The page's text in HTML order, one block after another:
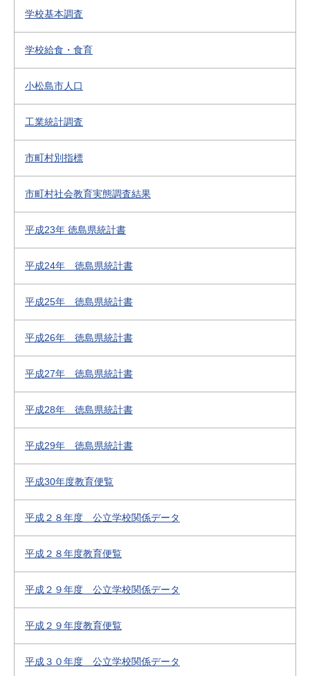
学校基本調査
学校給食・食育
小松島市人口
工業統計調査
市町村別指標
市町村社会教育実態調査結果
平成23年 徳島県統計書
平成24年 徳島県統計書
平成25年 徳島県統計書
平成26年 徳島県統計書
平成27年 徳島県統計書
平成28年 徳島県統計書
平成29年 徳島県統計書
平成30年度教育便覧
平成２８年度 公立学校関係データ
平成２８年度教育便覧
平成２９年度 公立学校関係データ
平成２９年度教育便覧
平成３０年度 公立学校関係データ